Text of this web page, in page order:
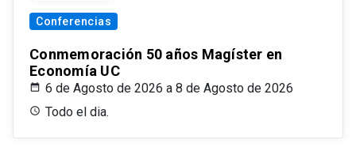
Conferencias
Conmemoración 50 años Magíster en
Economía UC
6 de Agosto de 2026 a 8 de Agosto de 2026
Todo el dia.